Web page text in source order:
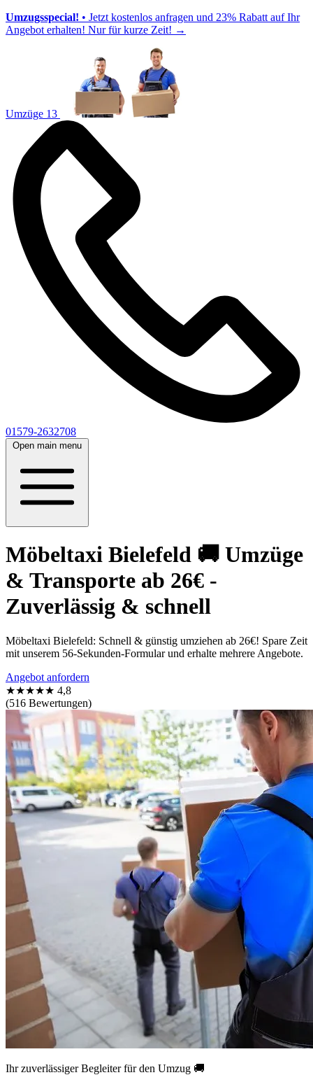
Umzugsspecial! • Jetzt kostenlos anfragen und 23% Rabatt auf Ihr
Angebot erhalten! Nur für kurze Zeit! →
Umzüge 13
01579-2632708
Open main menu
Möbeltaxi Bielefeld 🚚 Umzüge
& Transporte ab 26€ -
Zuverlässig & schnell
Möbeltaxi Bielefeld: Schnell & günstig umziehen ab 26€! Spare Zeit
mit unserem 56-Sekunden-Formular und erhalte mehrere Angebote.
Angebot anfordern
★★★★★ 4,8
(516 Bewertungen)
Ihr zuverlässiger Begleiter für den Umzug 🚚